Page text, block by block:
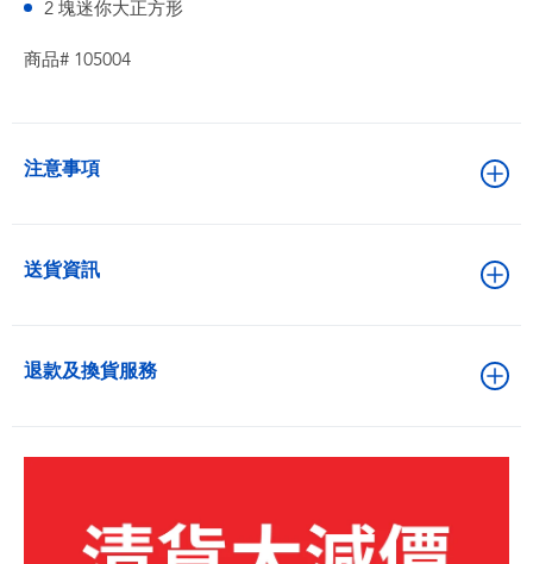
2 塊迷你大正方形
商品# 105004
注意事項
送貨資訊
退款及換貨服務